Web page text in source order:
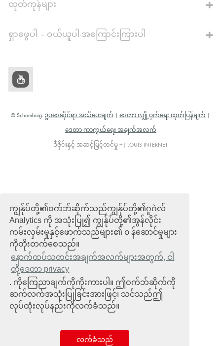
ကျွန်ုပ်တို့၏ဝက်ဘ်ဆိုက်သည်ကျွန်ုပ်တို့၏ဂူဂဲလ်
Analytics ကို အသုံးပြု၍ ကျွန်ုပ်တို့၏အွန်လိုင်း
ကမ်းလှမ်းမှုနှင့်ဖောက်သည်များ၏ ၀ န်ဆောင်မှုများ
ကိုတိုးတက်စေသည်။
နောက်ထပ်သတင်းအချက်အလက်များအတွက်, ငါ
တို့ဒေတာ privacy
. ကိုကြေညာချက်ကိုကိုးကားပါ။ ဤဝက်ဘ်ဆိုက်ကို
ဆက်လက်အသုံးပြုခြင်းအားဖြင့်၊ သင်သည်ဤ
လုပ်ထုံးလုပ်နည်းကိုလက်ခံသည်။
လက်ခံသည်
ထုတ်ကုန်များ
ရှာဖွေပါ – ဝယ်ယူပါ-အကြောင်းကြားပါ
© Schomburg. ဥပဒေဆိုင်ရာ အသိပေးချက် ဒေတာ လျှို့ဝှက်ရေး ထုတ်ပြန်ချက်
ဒေတာ ကာကွယ်ရေး အချက်အလက်
ဒီဇိုင်းနှင့် အဆင့်မြှင့်တင်မှု +| LOUIS INTERNET